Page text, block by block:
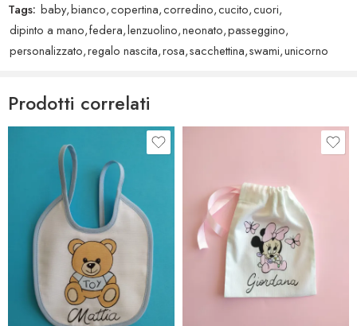
Tags: baby,bianco,copertina,corredino,cucito,cuori,
dipinto a mano,federa,lenzuolino,neonato,passeggino,
personalizzato,regalo nascita,rosa,sacchettina,swami,unicorno
Prodotti correlati